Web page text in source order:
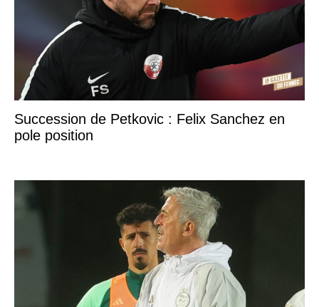
Succession de Petkovic : Felix Sanchez en
pole position